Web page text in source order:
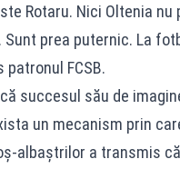
Rotaru. Nici Oltenia
prea puternic. La
patronul FCSB.
succesul său de
un mecanism prin
albaștrilor a transmis